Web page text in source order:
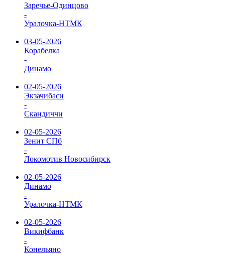
Заречье-Одинцово
-
Уралочка-НТМК
03-05-2026
Корабелка
-
Динамо
02-05-2026
Экзачибаси
-
Скандиччи
02-05-2026
Зенит СПб
-
Локомотив Новосибирск
02-05-2026
Динамо
-
Уралочка-НТМК
02-05-2026
Викифбанк
-
Конельяно